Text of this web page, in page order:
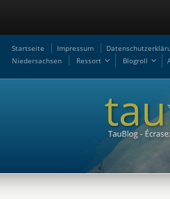
Startseite Impressum
Niedersachsen
Ressort Blogroll